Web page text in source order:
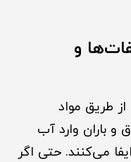
و
طریق مواد
و باران وارد آب
می‌کنند. حتی اگر